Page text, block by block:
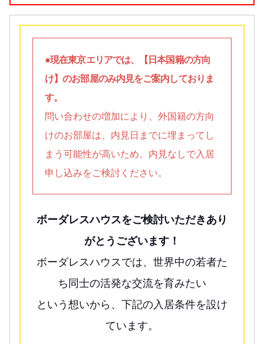
●現在東京エリアでは、【日本国籍の方向
け】のお部屋のみ内見をご案内しておりま
す。
問い合わせの増加により、外国籍の方向
けのお部屋は、内見日までに埋まってし
まう可能性が高いため、内見なしで入居
申し込みをご検討ください。
ボーダレスハウスをご検討いただきあり
がとうございます！
ボーダレスハウスでは、世界中の若者た
ち同士の活発な交流を育みたい
という想いから、下記の入居条件を設け
ています。